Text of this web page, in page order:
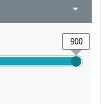
arrow_drop_down